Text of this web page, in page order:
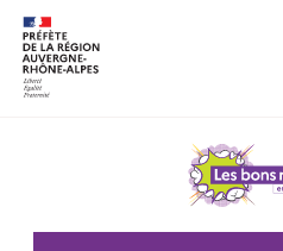
Panneau de gestion des cookies